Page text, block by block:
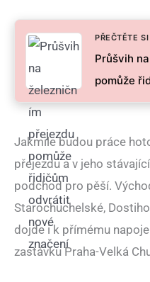
PŘEČTĚTE
Průšvih
pomůže
Jakmile budou práce
přejezdu a v jeho
podchod pro pěší.
Starochuchelské,
dojde i k přímému
zastávku Praha-Velká